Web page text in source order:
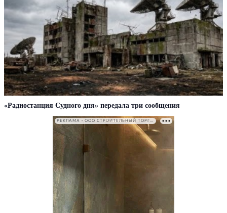
«Радиостанция Судного дня» передала три сообщения
РЕКЛАМА • ООО СТРОИТЕЛЬНЫЙ ТОРГОВЫЙ ДОМ «ПЕТРОВИЧ». ИНН: 7802348846